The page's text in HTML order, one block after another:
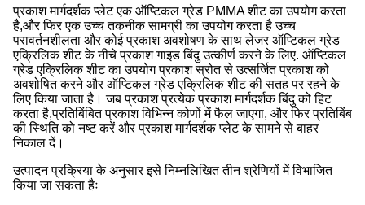
प्रकाश मार्गदर्शक प्लेट एक ऑप्टिकल ग्रेड PMMA शीट का उपयोग करता
है,और फिर एक उच्च तकनीक सामग्री का उपयोग करता है उच्च
परावर्तनशीलता और कोई प्रकाश अवशोषण के साथ लेजर ऑप्टिकल ग्रेड
एक्रिलिक शीट के नीचे प्रकाश गाइड बिंदु उत्कीर्ण करने के लिए. ऑप्टिकल
ग्रेड एक्रिलिक शीट का उपयोग प्रकाश स्रोत से उत्सर्जित प्रकाश को
अवशोषित करने और ऑप्टिकल ग्रेड एक्रिलिक शीट की सतह पर रहने के
लिए किया जाता है। जब प्रकाश प्रत्येक प्रकाश मार्गदर्शक बिंदु को हिट
करता है,प्रतिबिंबित प्रकाश विभिन्न कोणों में फैल जाएगा, और फिर प्रतिबिंब
की स्थिति को नष्ट करें और प्रकाश मार्गदर्शक प्लेट के सामने से बाहर
निकाल दें।
उत्पादन प्रक्रिया के अनुसार इसे निम्नलिखित तीन श्रेणियों में विभाजित
किया जा सकता हैः